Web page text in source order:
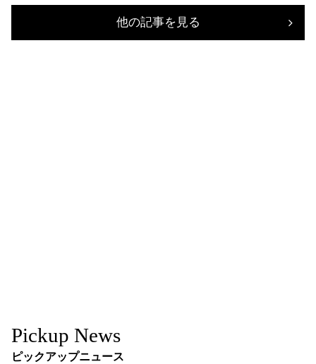
他の記事を見る
Pickup News
ピックアップニュース